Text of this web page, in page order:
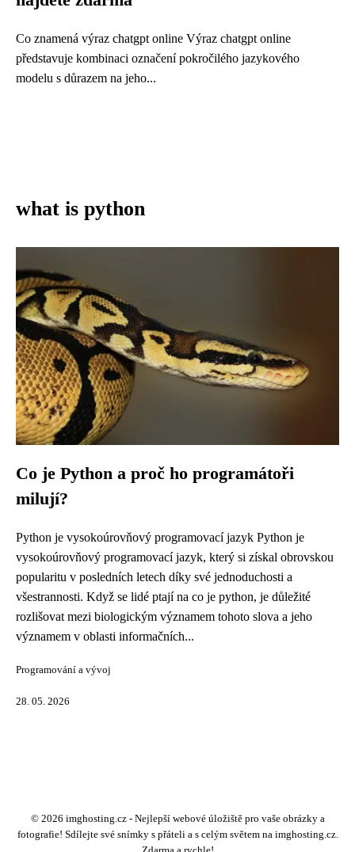
Co znamená výraz chatgpt online Výraz chatgpt online
představuje kombinaci označení pokročilého jazykového
modelu s důrazem na jeho...
what is python
Co je Python a proč ho programátoři
milují?
Python je vysokoúrovňový programovací jazyk Python je
vysokoúrovňový programovací jazyk, který si získal obrovskou
popularitu v posledních letech díky své jednoduchosti a
všestrannosti. Když se lidé ptají na co je python, je důležité
rozlišovat mezi biologickým významem tohoto slova a jeho
významem v oblasti informačních...
Programování a vývoj
28. 05. 2026
© 2026 imghosting.cz - Nejlepší webové úložiště pro vaše obrázky a
fotografie! Sdílejte své snímky s přáteli a s celým světem na imghosting.cz.